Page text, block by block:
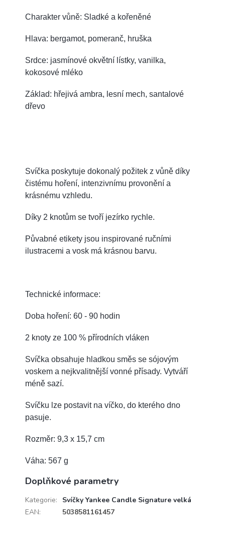
Charakter vůně: Sladké a kořeněné
Hlava: bergamot, pomeranč, hruška
Srdce: jasmínové okvětní lístky, vanilka,
kokosové mléko
Základ: hřejivá ambra, lesní mech, santalové
dřevo
Svíčka poskytuje dokonalý požitek z vůně díky
čistému hoření, intenzivnímu provonění a
krásnému vzhledu.
Díky 2 knotům se tvoří jezírko rychle.
Půvabné etikety jsou inspirované ručními
ilustracemi a vosk má krásnou barvu.
Technické informace:
Doba hoření: 60 - 90 hodin
2 knoty ze 100 % přírodních vláken
Svíčka obsahuje hladkou směs se sójovým
voskem a nejkvalitnější vonné přísady. Vytváří
méně sazí.
Svíčku lze postavit na víčko, do kterého dno
pasuje.
Rozměr: 9,3 x 15,7 cm
Váha: 567 g
Doplňkové parametry
Kategorie:
Svíčky Yankee Candle Signature velká
EAN: 5038581161457